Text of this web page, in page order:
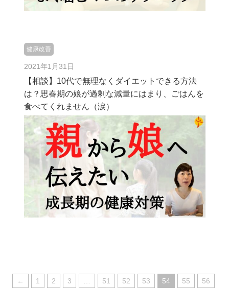
健康改善
2021年1月31日
【相談】10代で無理なくダイエットできる方法
は？思春期の娘が過剰な減量にはまり、ごはんを
食べてくれません（涙）
← 1 2 3 51 52 53 54 55
56